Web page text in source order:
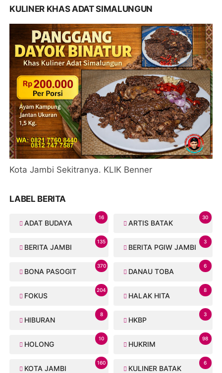
KULINER KHAS ADAT SIMALUNGUN
Kota Jambi Sekitranya. KLIK Benner
LABEL BERITA
ADAT BUDAYA
16
ARTIS BATAK
30
BERITA JAMBI
135
BERITA PGIW JAMBI
3
BONA PASOGIT
370
DANAU TOBA
6
FOKUS
204
HALAK HITA
8
HIBURAN
8
HKBP
3
HOLONG
10
HUKRIM
98
KOTA JAMBI
160
KULINER BATAK
6